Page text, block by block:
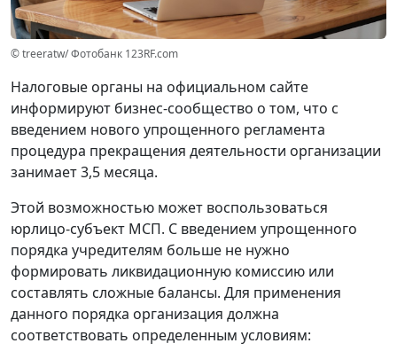
© treeratw/ Фотобанк 123RF.com
Налоговые органы на официальном сайте
информируют бизнес-сообщество о том, что с
введением нового упрощенного регламента
процедура прекращения деятельности организации
занимает 3,5 месяца.
Этой возможностью может воспользоваться
юрлицо-субъект МСП. С введением упрощенного
порядка учредителям больше не нужно
формировать ликвидационную комиссию или
составлять сложные балансы. Для применения
данного порядка организация должна
соответствовать определенным условиям: